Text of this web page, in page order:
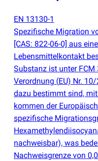
EN 13130-1
Spezifische Migration
[CAS: 822-06-0] aus
Lebensmittelkontakt
Substanz ist unter FCM
Verordnung (EU) Nr.
dazu bestimmt sind,
kommen der
spezifische
nachweisbar), was
Nachweisgrenze von